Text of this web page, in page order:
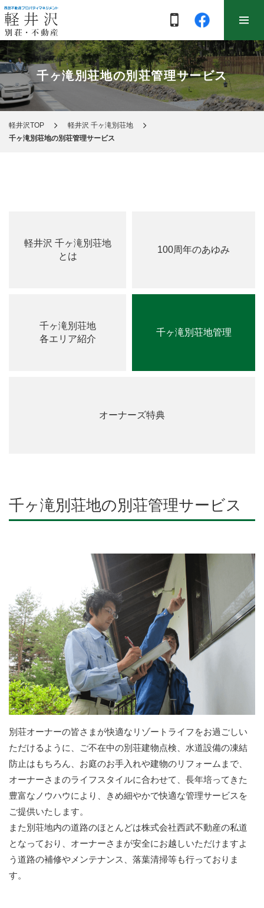
千ヶ滝別荘地の別荘管理サービス
軽井沢TOP
軽井沢 千ヶ滝別荘地
千ヶ滝別荘地の別荘管理サービス
軽井沢 千ヶ滝別荘地
とは
100周年のあゆみ
千ヶ滝別荘地
各エリア紹介
千ヶ滝別荘地管理
オーナーズ特典
千ヶ滝別荘地の別荘管理サービス
別荘オーナーの皆さまが快適なリゾートライフをお過ごしい
ただけるように、ご不在中の別荘建物点検、水道設備の凍結
防止はもちろん、お庭のお手入れや建物のリフォームまで、
オーナーさまのライフスタイルに合わせて、長年培ってきた
豊富なノウハウにより、きめ細やかで快適な管理サービスを
ご提供いたします。
また別荘地内の道路のほとんどは株式会社西武不動産の私道
となっており、オーナーさまが安全にお越しいただけますよ
う道路の補修やメンテナンス、落葉清掃等も行っておりま
す。